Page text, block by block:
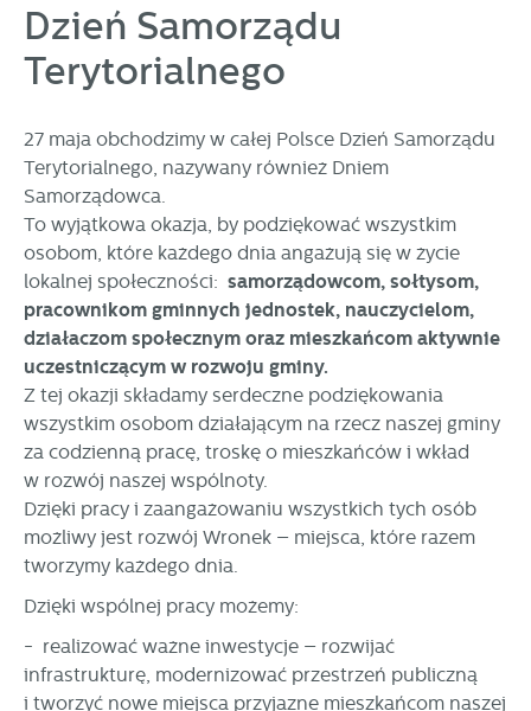
Dzień Samorządu
Terytorialnego
27 maja obchodzimy w całej Polsce Dzień Samorządu
Terytorialnego, nazywany również Dniem
Samorządowca.
To wyjątkowa okazja, by podziękować wszystkim
osobom, które każdego dnia angażują się w życie
lokalnej społeczności: samorządowcom, sołtysom,
pracownikom gminnych jednostek, nauczycielom,
działaczom społecznym oraz mieszkańcom aktywnie
uczestniczącym w rozwoju gminy.
Z tej okazji składamy serdeczne podziękowania
wszystkim osobom działającym na rzecz naszej gminy
za codzienną pracę, troskę o mieszkańców i wkład
w rozwój naszej wspólnoty.
Dzięki pracy i zaangażowaniu wszystkich tych osób
możliwy jest rozwój Wronek – miejsca, które razem
tworzymy każdego dnia.
Dzięki wspólnej pracy możemy:
- realizować ważne inwestycje – rozwijać
infrastrukturę, modernizować przestrzeń publiczną
i tworzyć nowe miejsca przyjazne mieszkańcom naszej
personalizację określonych funkcjonalności czy
prezentowanych treści.
Dzięki tym plikom cookies możemy zapewnić Ci większy
komfort korzystania z funkcjonalności naszej strony poprzez
Wyrażenie zgody na funkcjonalne i personalizacyjne pliki
cookies gwarantuje dostępność większej ilości funkcji na
stronie.
Więcej
Analityczne
Analityczne pliki cookies pomagają nam rozwijać się i
dostosowywać do Twoich potrzeb.
Cookies analityczne pozwalają na uzyskanie informacji w
zakresie wykorzystywania witryny internetowej, miejsca oraz
częstotliwości, z jaką odwiedzane są nasze serwisy www.
Dane pozwalają nam na ocenę naszych serwisów
internetowych pod względem ich popularności wśród
użytkowników. Zgromadzone informacje są przetwarzane w
formie zanonimizowanej. Wyrażenie zgody na analityczne
pliki cookies gwarantuje dostępność wszystkich
funkcjonalności.
Więcej
Reklamowe
Dzięki reklamowym plikom cookies prezentujemy Ci
najciekawsze informacje i aktualności na stronach naszych
partnerów.
Promocyjne pliki cookies służą do prezentowania Ci naszych
komunikatów na podstawie analizy Twoich upodobań oraz
Twoich zwyczajów dotyczących przeglądanej witryny
internetowej. Treści promocyjne mogą pojawić się na
stronach podmiotów trzecich lub firm będących naszymi
partnerami oraz innych dostawców usług. Firmy te działają
postaci wiadomości, ofert, komunikatów mediów
społecznościowych.
Więcej